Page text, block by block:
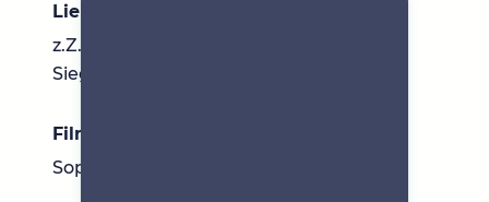
Lieblingsbücher
z.Z. Der Wintersoldat / Bücher von
Siegfried Lenz, Mc Ewan, etc
Filme & Serien
Sophies Entscheidung Noir Krimi-Serien